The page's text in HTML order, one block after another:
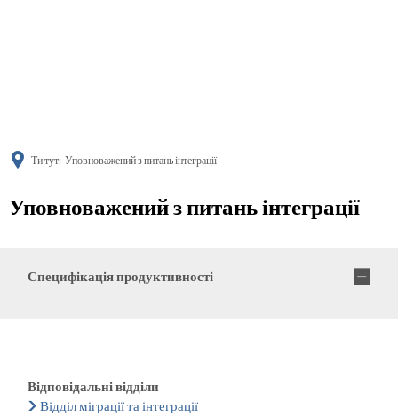
Ти тут: Уповноважений з питань інтеграції
Уповноважений з питань інтеграції
Специфікація продуктивності
Відповідальні відділи
Відділ міграції та інтеграції